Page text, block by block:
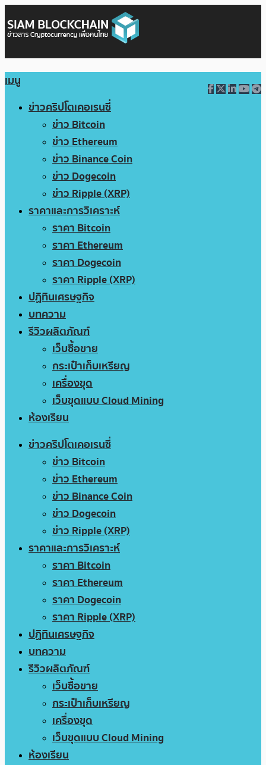
เมนู
ข่าวคริปโตเคอเรนซี่
ข่าว Bitcoin
ข่าว Ethereum
ข่าว Binance Coin
ข่าว Dogecoin
ข่าว Ripple (XRP)
ราคาและการวิเคราะห์
ราคา Bitcoin
ราคา Ethereum
ราคา Dogecoin
ราคา Ripple (XRP)
ปฏิทินเศรษฐกิจ
บทความ
รีวิวผลิตภัณฑ์
เว็บซื้อขาย
กระเป๋าเก็บเหรียญ
เครื่องขุด
เว็บขุดแบบ Cloud Mining
ห้องเรียน
ข่าวคริปโตเคอเรนซี่
ข่าว Bitcoin
ข่าว Ethereum
ข่าว Binance Coin
ข่าว Dogecoin
ข่าว Ripple (XRP)
ราคาและการวิเคราะห์
ราคา Bitcoin
ราคา Ethereum
ราคา Dogecoin
ราคา Ripple (XRP)
ปฏิทินเศรษฐกิจ
บทความ
รีวิวผลิตภัณฑ์
เว็บซื้อขาย
กระเป๋าเก็บเหรียญ
เครื่องขุด
เว็บขุดแบบ Cloud Mining
ห้องเรียน